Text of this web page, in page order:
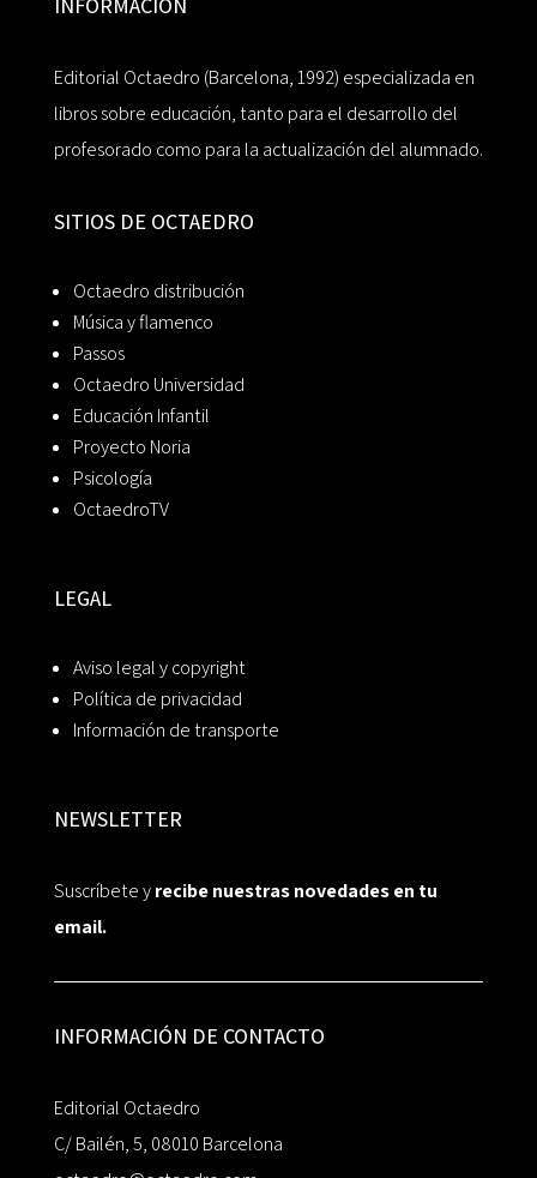
Editorial Octaedro (Barcelona, 1992) especializada en
libros sobre educación, tanto para el desarrollo del
profesorado como para la actualización del alumnado.
SITIOS DE OCTAEDRO
Octaedro distribución
Música y flamenco
Passos
Octaedro Universidad
Educación Infantil
Proyecto Noria
Psicología
OctaedroTV
LEGAL
Aviso legal y copyright
Política de privacidad
Información de transporte
NEWSLETTER
Suscríbete yrecibe nuestras novedades en tu
email.
INFORMACIÓN DE CONTACTO
Editorial Octaedro
C/ Bailén, 5, 08010 Barcelona